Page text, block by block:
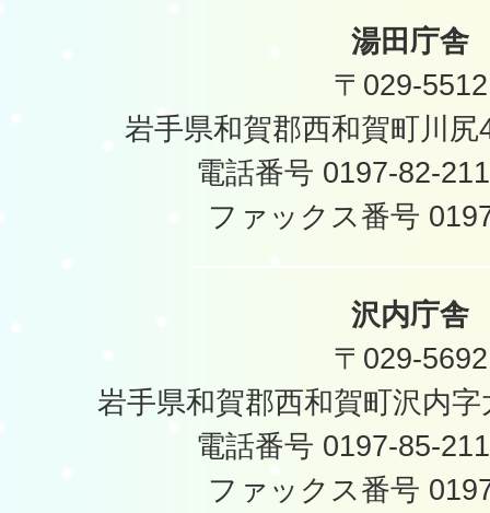
湯田庁舎
〒029-5512
岩手県和賀郡西和賀町川
電話番号 0197-82-
ファックス番号
沢内庁舎
〒029-5692
岩手県和賀郡西和賀町沢内
電話番号 0197-85-
ファックス番号